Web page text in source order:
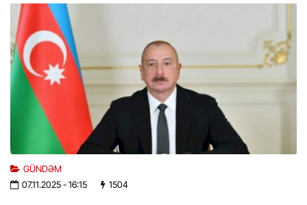
GÜNDƏM
07.11.2025- 16:15 1504